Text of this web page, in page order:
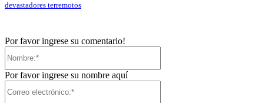
devastadores terremotos
Por favor ingrese su comentario!
Por favor ingrese su nombre aquí